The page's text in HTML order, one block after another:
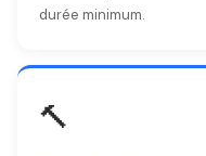
durée minimum.
🔨